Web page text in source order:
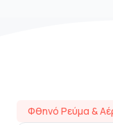
Φθηνό Ρεύμα &